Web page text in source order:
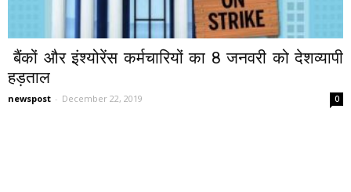
बैंकों और इंश्योरेंस कर्मचारियों का 8 जनवरी को देशव्यापी
हड़ताल
newspost - December 22, 2019 0